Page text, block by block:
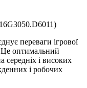
переваги ігрової
Це оптимальний
середніх і високих
і робочих